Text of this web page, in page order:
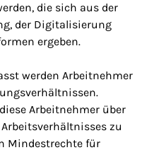
die sich aus der
der Digitalisierung
ergeben.
werden Arbeitnehmer
Arbeitnehmer über
zu
Mindestrechte für